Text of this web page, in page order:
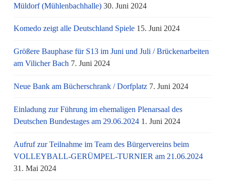
Müldorf (Mühlenbachhalle) 30. Juni 2024
Komedo zeigt alle Deutschland Spiele 15. Juni 2024
Größere Bauphase für S13 im Juni und Juli / Brü­cken­ar­bei­ten
am Vi­li­cher Bach 7. Juni 2024
Neue Bank am Bücherschrank / Dorfplatz 7. Juni 2024
Einladung zur Führung im ehemaligen Plenarsaal des
Deutschen Bundestages am 29.06.2024 1. Juni 2024
Aufruf zur Teilnahme im Team des Bürgervereins beim
VOLLEYBALL-GERÜMPEL-TURNIER am 21.06.2024
31. Mai 2024